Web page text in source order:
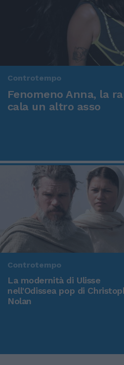
Controtempo
Fenomeno Anna, la
cala un altro asso
Controtempo
La modernità di Ulisse
nell'Odissea pop di
Nolan